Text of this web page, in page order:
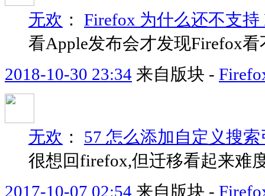
无欢 ： Firefox 为什么还不支持
看Apple发布会才发现Firefox看
2018-10-30 23:34 来自版块 -
无欢 ： 57 怎么添加自定义搜索
很想回firefox,但迁移看起来难
2017-10-07 02:54 来自版块 -